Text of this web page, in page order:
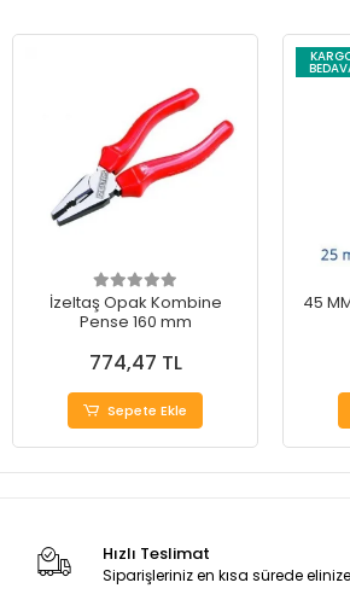
İzeltaş Opak Kombine
Pense 160 mm
774,47 TL
Sepete Ekle
45
Hızlı Teslimat
Siparişleriniz en kısa sürede